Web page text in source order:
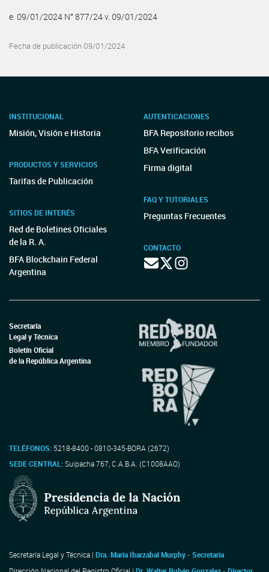
e. 09/01/2024 N° 877/24 v. 09/01/2024
Fecha de publicación 09/01/2024
INSTITUCIONAL
Misión, Visión e Historia
PRODUCTOS Y SERVICIOS
Tarifas de Publicación
SITIOS DE INTERÉS
Red de Boletines Oficiales
de la R. A.
BFA Blockchain Federal
Argentina
AUTENTICACIONES
BFA Repositorio recibos
BFA Verificación
Firma digital
FAQ Y TUTORIALES
Preguntas Frecuentes
CONTACTO
Secretaría
Legal y Técnica
Boletín Oficial
de la República Argentina
TELÉFONOS: 5218-8400 - 0810-345-BORA (2672)
SEDE CENTRAL:Suipacha 767, C.A.B.A. (C1008AAO)
Secretaría Legal y Técnica | Dra. María Ibarzabal Murphy - Secretaria